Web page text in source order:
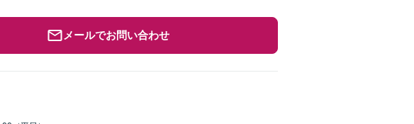
メールでお問い合わせ